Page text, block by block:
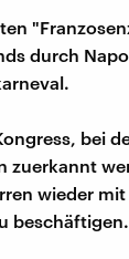
durch
bei
zuerkannt
wieder mit
beschäftigen.